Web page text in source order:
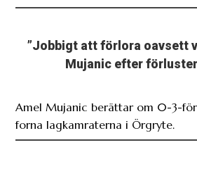
”Jobbigt att förlora oavsett
Mujanic efter
Amel Mujanic berättar om 0-3-
forna lagkamraterna i Örgryte.